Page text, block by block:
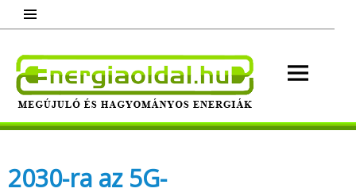
content
Megújuló és hagyományos energiák.
2030-ra az 5G-